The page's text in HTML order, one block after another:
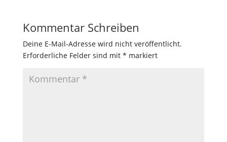
Kommentar Schreiben
Deine E-Mail-Adresse wird nicht veröffentlicht.
Erforderliche Felder sind mit * markiert